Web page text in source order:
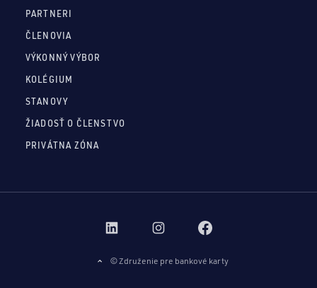
PARTNERI
ČLENOVIA
VÝKONNÝ VÝBOR
KOLÉGIUM
STANOVY
ŽIADOSŤ O ČLENSTVO
PRIVÁTNA ZÓNA
© Združenie pre bankové karty